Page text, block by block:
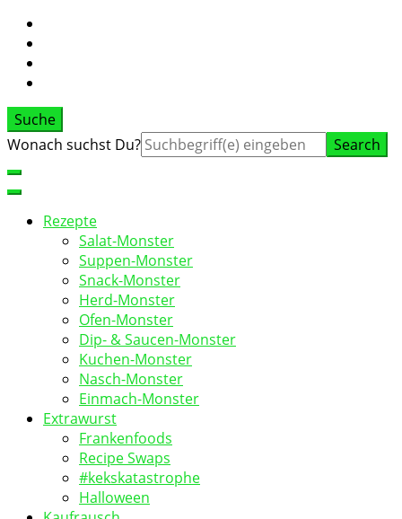
Suche
Suche
Wonach suchst Du?
Rezepte
Salat-Monster
Suppen-Monster
Snack-Monster
Herd-Monster
Ofen-Monster
Dip- & Saucen-Monster
Kuchen-Monster
Nasch-Monster
Einmach-Monster
Extrawurst
Frankenfoods
Recipe Swaps
#kekskatastrophe
Halloween